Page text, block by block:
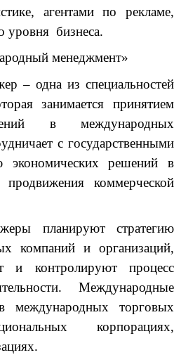
агентами по рекламе,
уровня бизнеса.
менеджмент»
– одна из специальностей
занимается принятием
в международных
с государственными
экономических решений в
коммерческой
планируют стратегию
компаний и организаций,
и контролируют процесс
Международные
международных торговых
корпорациях,